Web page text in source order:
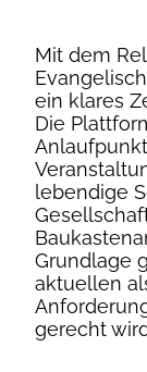
Mit dem
ein klares
Die
lebendige
Grundlage
aktuellen
gerecht